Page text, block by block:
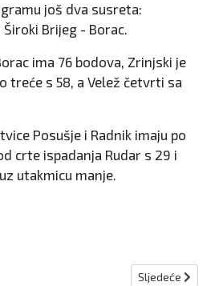
još dva susreta:
Brijeg - Borac.
ima 76 bodova, Zrinjski je
treće s 58, a Velež četvrti sa
Posušje i Radnik imaju po
crte ispadanja Rudar s 29 i
utakmicu manje.
i strijelci 22.kola Druge lige FBiH -
Sljedeći
Sljedeće